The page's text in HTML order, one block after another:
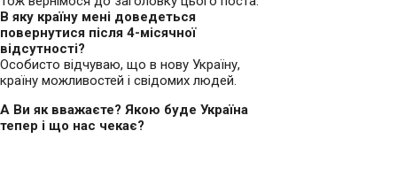
В яку країну мені доведеться
повернутися після 4-місячної
відсутності?
Особисто відчуваю, що в нову Україну,
країну можливостей і свідомих людей.
А Ви як вважаєте? Якою буде Україна
тепер і що нас чекає?